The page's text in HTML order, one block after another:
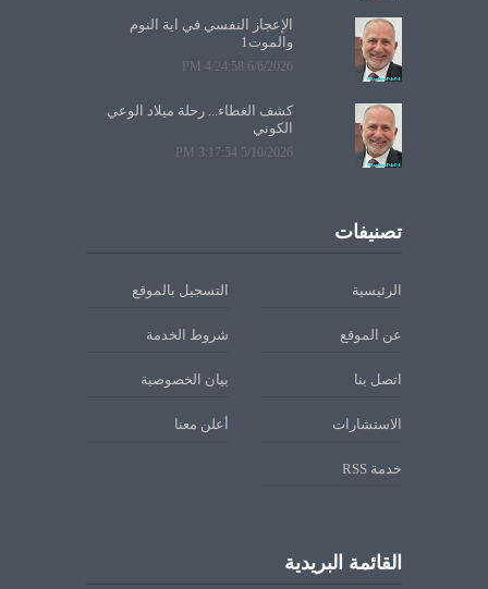
الإعجاز النفسي في آية النوم
والموت1
6/6/2026 4:24:58 PM
كشف الغطاء... رحلة ميلاد الوعي
الكوني
5/10/2026 3:17:54 PM
تصنيفات
الرئيسية التسجيل بالموقع
عن الموقع شروط الخدمة
اتصل بنا بيان الخصوصية
الاستشارات أعلن معنا
خدمة RSS
القائمة البريدية